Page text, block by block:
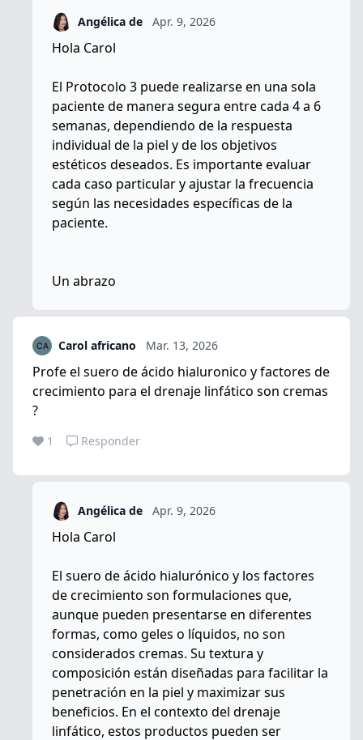
Angélica de Apr. 9, 2026
Hola Carol
El Protocolo 3 puede realizarse en una sola
paciente de manera segura entre cada 4 a 6
semanas, dependiendo de la respuesta
individual de la piel y de los objetivos
estéticos deseados. Es importante evaluar
cada caso particular y ajustar la frecuencia
según las necesidades específicas de la
paciente.
Un abrazo
Carol africano Mar. 13, 2026
Profe el suero de ácido hialuronico y factores de
crecimiento para el drenaje linfático son cremas
?
1 Responder
Angélica de Apr. 9, 2026
Hola Carol
El suero de ácido hialurónico y los factores
de crecimiento son formulaciones que,
aunque pueden presentarse en diferentes
formas, como geles o líquidos, no son
considerados cremas. Su textura y
composición están diseñadas para facilitar la
penetración en la piel y maximizar sus
beneficios. En el contexto del drenaje
linfático, estos productos pueden ser